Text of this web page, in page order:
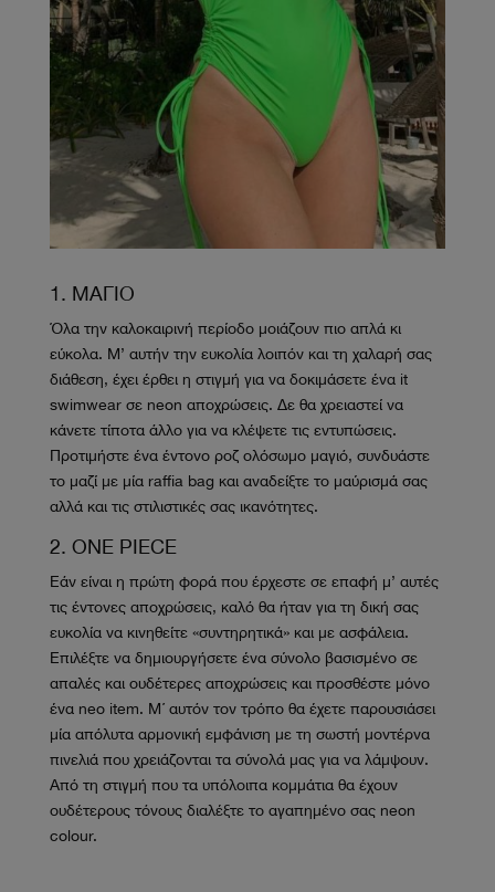
1. ΜΑΓΙΟ
Όλα την καλοκαιρινή περίοδο μοιάζουν πιο απλά κι
εύκολα. Μ’ αυτήν την ευκολία λοιπόν και τη χαλαρή σας
διάθεση, έχει έρθει η στιγμή για να δοκιμάσετε ένα it
swimwear σε neon αποχρώσεις. Δε θα χρειαστεί να
κάνετε τίποτα άλλο για να κλέψετε τις εντυπώσεις.
Προτιμήστε ένα έντονο ροζ ολόσωμο μαγιό, συνδυάστε
το μαζί με μία raffia bag και αναδείξτε το μαύρισμά σας
αλλά και τις στιλιστικές σας ικανότητες.
2. ONE PIECE
Εάν είναι η πρώτη φορά που έρχεστε σε επαφή μ’ αυτές
τις έντονες αποχρώσεις, καλό θα ήταν για τη δική σας
ευκολία να κινηθείτε «συντηρητικά» και με ασφάλεια.
Επιλέξτε να δημιουργήσετε ένα σύνολο βασισμένο σε
απαλές και ουδέτερες αποχρώσεις και προσθέστε μόνο
ένα neo item. Μ΄ αυτόν τον τρόπο θα έχετε παρουσιάσει
μία απόλυτα αρμονική εμφάνιση με τη σωστή μοντέρνα
πινελιά που χρειάζονται τα σύνολά μας για να λάμψουν.
Από τη στιγμή που τα υπόλοιπα κομμάτια θα έχουν
ουδέτερους τόνους διαλέξτε το αγαπημένο σας neon
colour.